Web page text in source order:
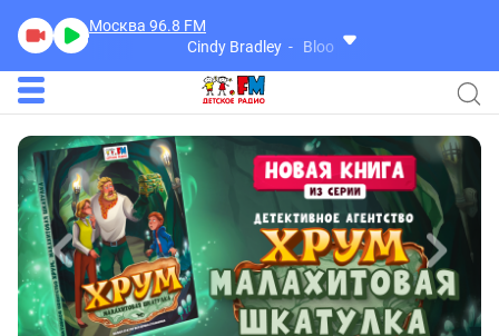
Москва 96.8 FM
Cindy Bradley
Bloom